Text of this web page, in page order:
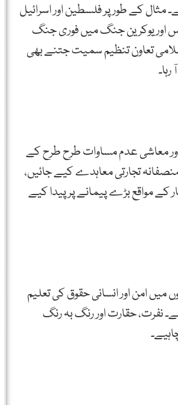
مثال کے طور پر فلسطین اور اسرائیل
اور یوکرین جنگ میں فوری جنگ
تعاون تنظیم سمیت جتنے بھی
اور معاشی عدم مساوات طرح طرح کے
تجارتی معاہدے کیے جائیں،
مواقع بڑے پیمانے پر پیدا کیے
میں امن اور انسانی حقوق کی تعلیم
نفرت، حقارت اور رنگ بہ رنگ